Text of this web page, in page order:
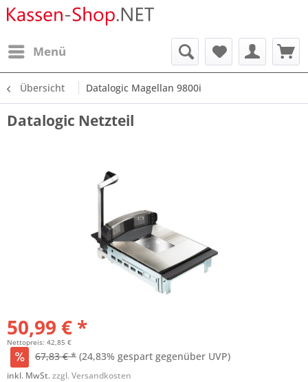
Menü
Übersicht Datalogic Magellan 9800i
Datalogic Netzteil
50,99 € *
Nettopreis: 42,85 €
67,83 € * (24,83% gespart gegenüber UVP)
inkl. MwSt.zzgl. Versandkosten